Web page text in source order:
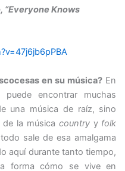
“Everyone Knows
en su música? En
encontrar muchas
una música de raíz, sino
la música countryyfolk
sale de esa amalgama
aquí durante tanto tiempo,
forma cómo se vive en